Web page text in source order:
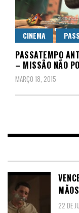
CINEMA
PASSATEMPO
– MISSÃO NÃO
MARÇO 18, 2015
22 DE